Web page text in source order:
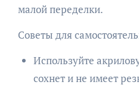
малой переделки.
Советы для
Используйте
сохнет и не имеет